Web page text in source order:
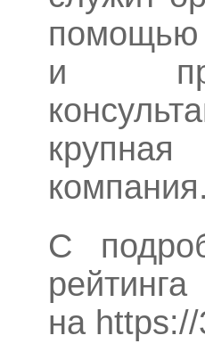
помощью
и
компания.
С
на